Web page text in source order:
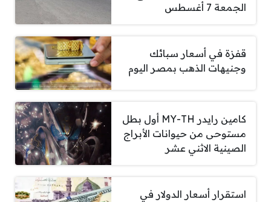
الجمعة 7 أغسطس
قفزة في أسعار سبائك
وجنيهات الذهب بمصر اليوم
كامين رايدر MY-TH أول بطل
مستوحى من حيوانات الأبراج
الصينية الاثني عشر
استقرار أسعار الدولار في